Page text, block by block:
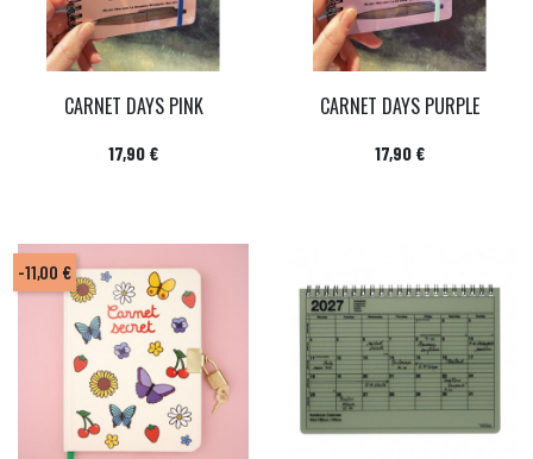
CARNET DAYS PINK
Prix
17,90 €
CARNET DAYS PURPLE
Prix
17,90 €
-11,00 €